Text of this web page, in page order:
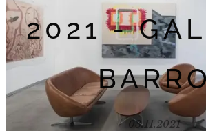
2021 -
03.11.2021